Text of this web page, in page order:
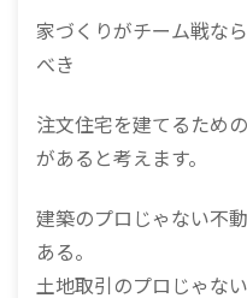
家づくりがチーム戦な
べき
注文住宅を建てるため
があると考えます。
建築のプロじゃない不
ある。
土地取引のプロじゃな